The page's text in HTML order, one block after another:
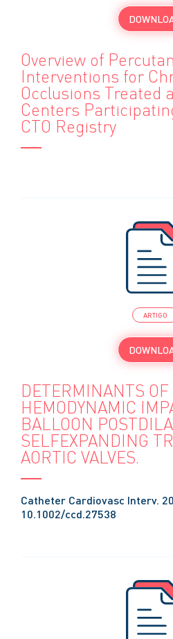
Overview of
Interventions for
Occlusions Treated
Centers
CTO Registry
ARTIGO
DETERMINANTS OF
HEMODYNAMIC
BALLOON
SELFEXPANDING
AORTIC VALVES.
Catheter Cardiovasc Interv.
10.1002/ccd.27538